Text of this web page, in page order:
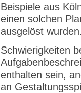
Beispiele aus
einen solchen
ausgelöst wurden.
Schwierigkeiten
enthalten sein,
an